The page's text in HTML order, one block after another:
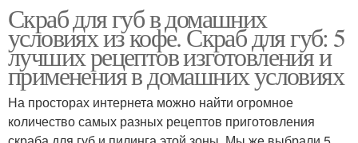
Кофейный скраб Медовый скраб
Натуральный скраб
Скраб для губ в домашних
условиях из кофе. Скраб для губ: 5
лучших рецептов изготовления и
применения в домашних условиях
На просторах интернета можно найти огромное
количество самых разных рецептов приготовления